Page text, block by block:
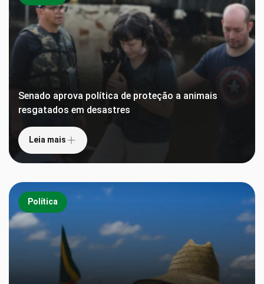
Senado aprova política de proteção a animais
resgatados em desastres
Leia mais
Política